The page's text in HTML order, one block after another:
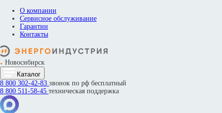
О компании
Сервисное обслуживание
Гарантии
Контакты
Новосибирск
Каталог
8 800 302-42-83 звонок по рф бесплатный
8 800 511-58-45 техническая поддержка